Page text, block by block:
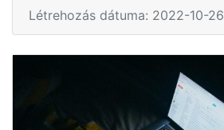
Létrehozás dátuma: 2022-10-26